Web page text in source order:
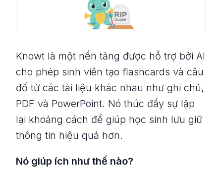
Knowt là một nền tảng được hỗ trợ bởi AI
cho phép sinh viên tạo flashcards và câu
đố từ các tài liệu khác nhau như ghi chú,
PDF và PowerPoint. Nó thúc đẩy sự lặp
lại khoảng cách để giúp học sinh lưu giữ
thông tin hiệu quả hơn.
Nó giúp ích như thế nào?